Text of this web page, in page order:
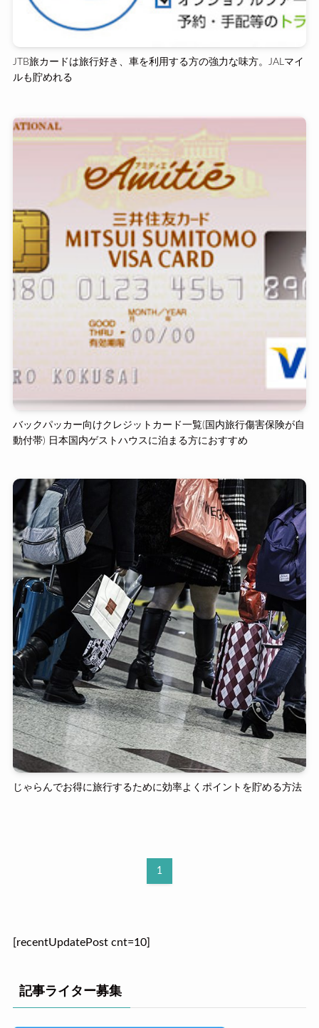
JTB旅カードは旅行好き、車を利用する方の強力な味方。JALマイ
ルも貯めれる
バックパッカー向けクレジットカード一覧(国内旅行傷害保険が自
動付帯) 日本国内ゲストハウスに泊まる方におすすめ
じゃらんでお得に旅行するために効率よくポイントを貯める方法
1
[recentUpdatePost cnt=10]
記事ライター募集